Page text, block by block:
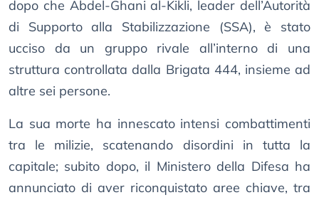
dopo che Abdel-Ghani al-Kikli, leader dell’Autorità
di Supporto alla Stabilizzazione (SSA), è stato
ucciso da un gruppo rivale all’interno di una
struttura controllata dalla Brigata 444, insieme ad
altre sei persone.
La sua morte ha innescato intensi combattimenti
tra le milizie, scatenando disordini in tutta la
capitale; subito dopo, il Ministero della Difesa ha
annunciato di aver riconquistato aree chiave, tra